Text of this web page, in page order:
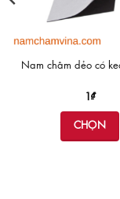
Nam châm dẻo có
1₫
CHỌN